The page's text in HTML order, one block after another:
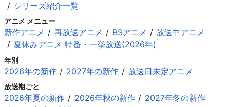
シリーズ紹介一覧
アニメ メニュー
新作アニメ 再放送アニメ BSアニメ
放送中アニメ
夏休みアニメ 特番・一挙放送(2026年)
年別
2026年の新作 2027年の新作 放送日未定アニメ
放送期ごと
2026年夏の新作 2026年秋の新作
2027年冬の新作